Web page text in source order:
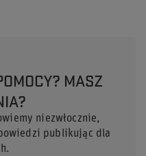
MASZ
niezwłocznie,
publikując dla